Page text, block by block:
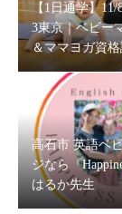
【1日通学】11/
3東京｜ベビー
＆ママヨガ資
します
高石市 英語ベ
ジなら『
はるか先生